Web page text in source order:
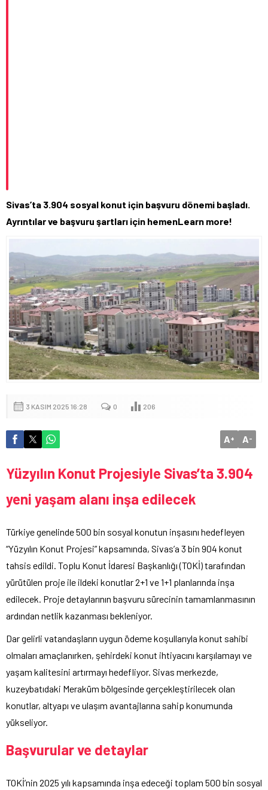
Sivas’ta 3.904 sosyal konut için başvuru dönemi başladı.
Ayrıntılar ve başvuru şartları için hemenLearn more!
3 KASIM 2025 16:28 0 206
A+ A-
Yüzyılın Konut Projesiyle Sivas’ta 3.904
yeni yaşam alanı inşa edilecek
Türkiye genelinde 500 bin sosyal konutun inşasını hedefleyen
“Yüzyılın Konut Projesi” kapsamında, Sivas’a 3 bin 904 konut
tahsis edildi. Toplu Konut İdaresi Başkanlığı (TOKİ) tarafından
yürütülen proje ile ildeki konutlar 2+1 ve 1+1 planlarında inşa
edilecek. Proje detaylarının başvuru sürecinin tamamlanmasının
ardından netlik kazanması bekleniyor.
Dar gelirli vatandaşların uygun ödeme koşullarıyla konut sahibi
olmaları amaçlanırken, şehirdeki konut ihtiyacını karşılamayı ve
yaşam kalitesini artırmayı hedefliyor. Sivas merkezde,
kuzeybatıdaki Meraküm bölgesinde gerçekleştirilecek olan
konutlar, altyapı ve ulaşım avantajlarına sahip konumunda
yükseliyor.
Başvurular ve detaylar
TOKİ’nin 2025 yılı kapsamında inşa edeceği toplam 500 bin sosyal